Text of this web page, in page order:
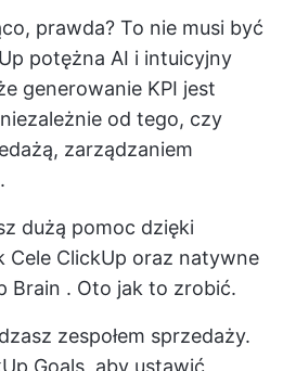
prawda? To nie musi być
potężna AI i intuicyjny
generowanie KPI jest
od tego, czy
zarządzaniem
dużą pomoc dzięki
Cele ClickUp oraz natywne
Brain . Oto jak to zrobić.
zespołem sprzedaży.
Goals, aby ustawić